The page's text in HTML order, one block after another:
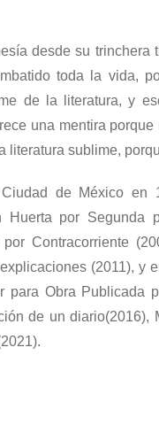
desde su trinchera
toda la vida,
de la literatura, y
una mentira
literatura sublime,
de Méxicoen
Huertapor Segunda
Contracorriente
(2011), y
para Obra Publicada
de un diario(2016),